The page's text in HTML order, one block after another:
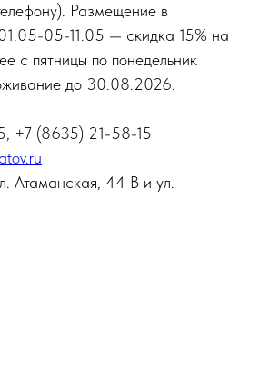
Размещение в
05-11.05 — скидка 15% на
с пятницы по понедельник
до 30.08.2026.
+7 (8635) 21-58-15
Атаманская, 44 В и ул.